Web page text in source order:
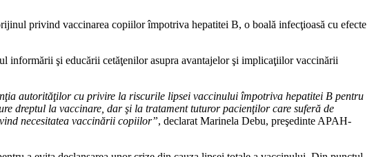
privind vaccinarea copiilor împotriva hepatitei B, o boală infecţioasă cu efecte
şi educării cetăţenilor asupra avantajelor şi implicaţiilor vaccinării
autorităţilor cu privire la riscurile lipsei vaccinului împotriva hepatitei B pentru
dreptul la vaccinare, dar şi la tratament tuturor pacienţilor care suferă de
necesitatea vaccinării copiilor”, declarat Marinela Debu, preşedinte APAH-